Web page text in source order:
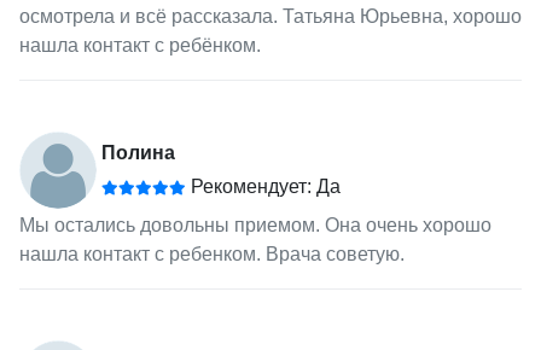
осмотрела и всё рассказала. Татьяна Юрьевна, хорошо
нашла контакт с ребёнком.
Полина
Рекомендует: Да
Мы остались довольны приемом. Она очень хорошо
нашла контакт с ребенком. Врача советую.